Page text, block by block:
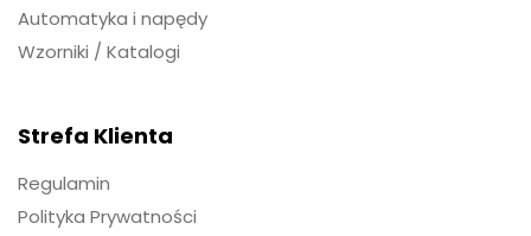
Automatyka i napędy
Wzorniki / Katalogi
Strefa Klienta
Regulamin
Polityka Prywatności